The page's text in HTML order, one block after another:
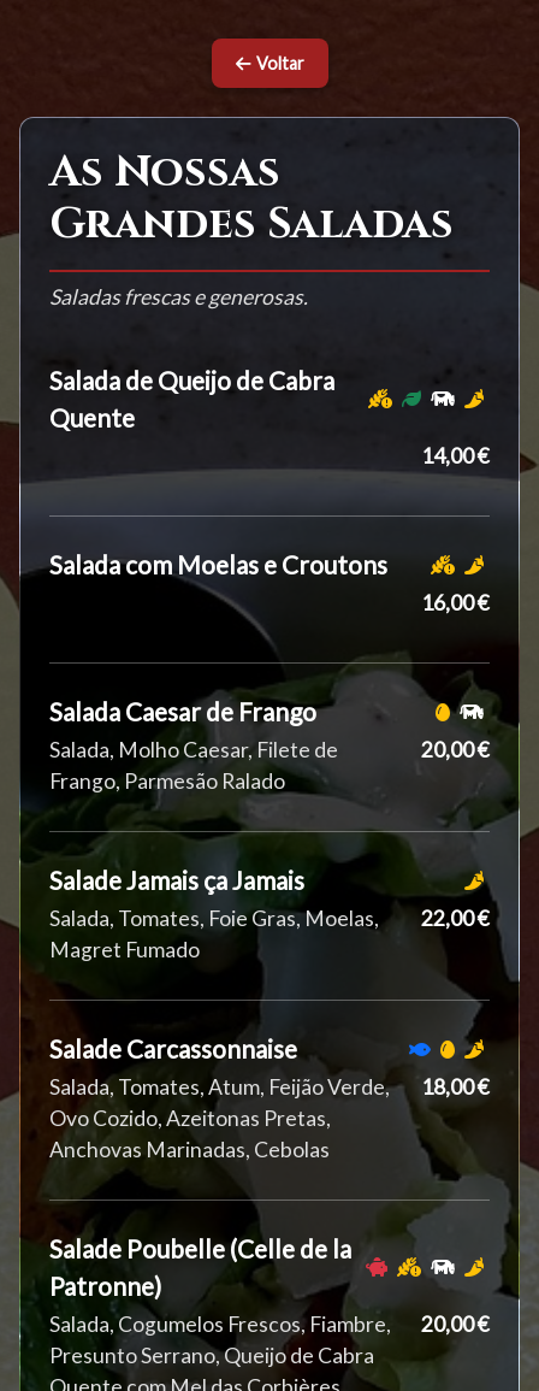
Voltar
As Nossas
Grandes Saladas
Saladas frescas e generosas.
Salada de Queijo de Cabra
Quente
14,00 €
Salada com Moelas e Croutons
16,00 €
Salada Caesar de Frango
Salada, Molho Caesar, Filete de
Frango, Parmesão Ralado
20,00 €
Salade Jamais ça Jamais
Salada, Tomates, Foie Gras, Moelas,
Magret Fumado
22,00 €
Salade Carcassonnaise
Salada, Tomates, Atum, Feijão Verde,
Ovo Cozido, Azeitonas Pretas,
Anchovas Marinadas, Cebolas
18,00 €
Salade Poubelle (Celle de la
Patronne)
Salada, Cogumelos Frescos, Fiambre,
Presunto Serrano, Queijo de Cabra
20,00 €